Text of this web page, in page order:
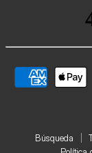
Búsqueda